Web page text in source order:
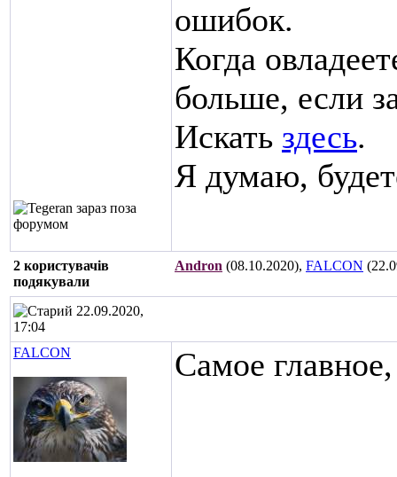
ошибок.
Когда
больше, если
Искать здесь.
Я думаю,
2 користувачів
подякували
Andron (08.10.2020), FALCON
22.09.2020,
17:04
FALCON
Самое